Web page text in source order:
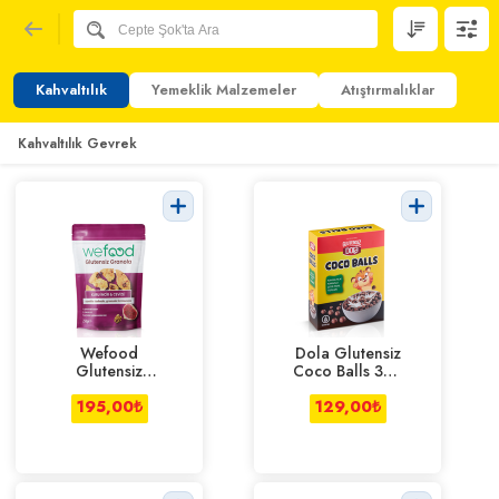
Kahvaltılık Yemeklik Malzemeler Atıştırmalıklar
Kahvaltılık Gevrek
Wefood
Glutensiz
Granola Kuru
İncir&Cevizli
250 g
195,00₺
Dola Glutensiz
Coco Balls 300
g
129,00₺